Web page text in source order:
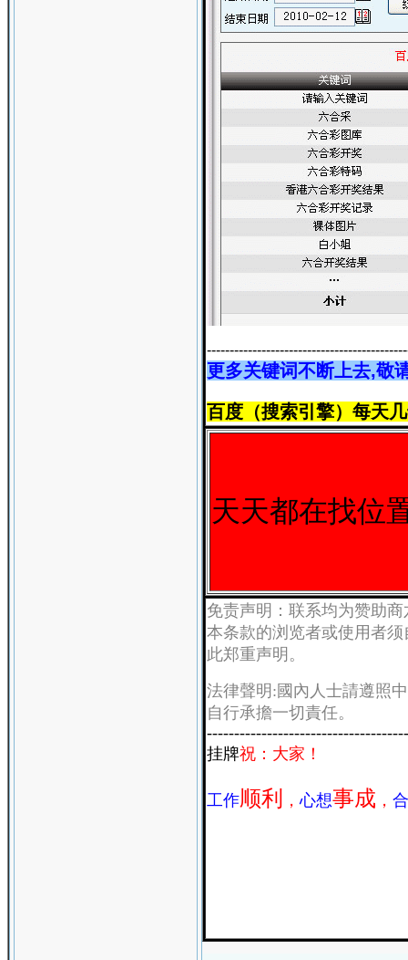
更多关键词不断上
百度（搜索引擎）每天
天天都在找位
免责声明：联系均为赞助
本条款的浏览者或使用者
此郑重声明。
法律聲明:國內人士請遵照
自行承擔一切責任。
挂牌祝：大家！
工作顺利 ，心想事成 ，